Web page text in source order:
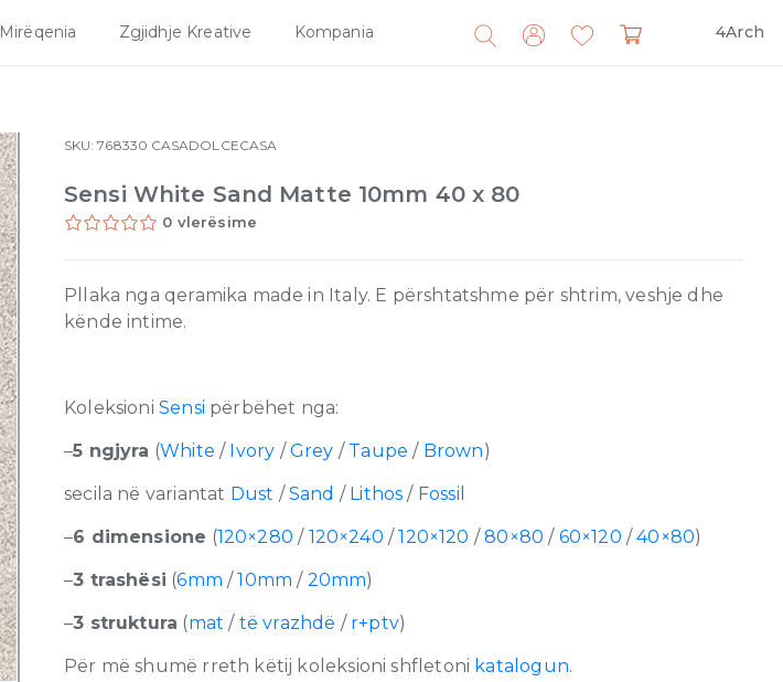
Mirëqenia Zgjidhje Kreative Kompania 4Arch
Search
for:
SKU:768330 CASADOLCECASA
Sensi White Sand Matte 10mm 40 x 80
0 vlerësime
Pllaka nga qeramika made in Italy. E përshtatshme për shtrim, veshje dhe
kënde intime.
Koleksioni Sensi përbëhet nga:
–5 ngjyra (White / Ivory /Grey / Taupe / Brown)
secila në variantat Dust /Sand / Lithos / Fossil
–6 dimensione (120×280 / 120×240 /120×120 /80×80 / 60×120 /40×80)
–3 trashësi (6mm /10mm / 20mm)
–3 struktura (mat/ të vrazhdë / r+ptv)
Për më shumë rreth këtij koleksioni shfletoni katalogun.